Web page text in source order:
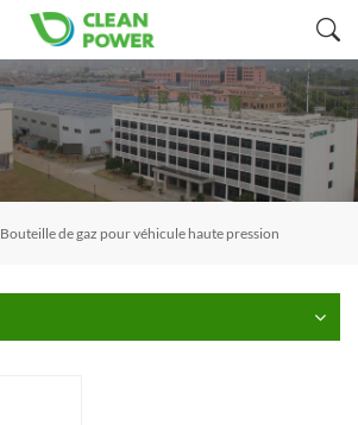
Bouteille de gaz pour véhicule haute pression